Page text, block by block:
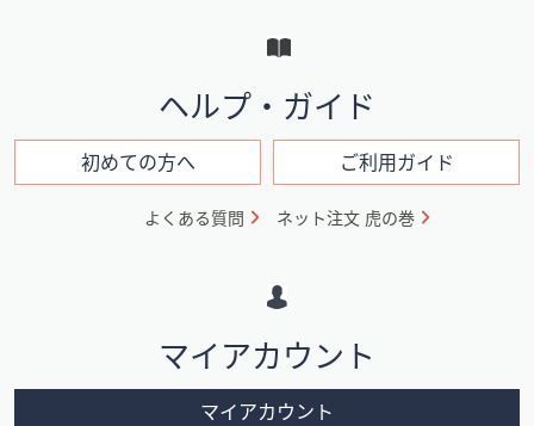
ン
ン
ヘルプ・ガイド
初めての方へ ご利用ガイド
よくある質問 ネット注文 虎の巻
マイアカウント
マイアカウント